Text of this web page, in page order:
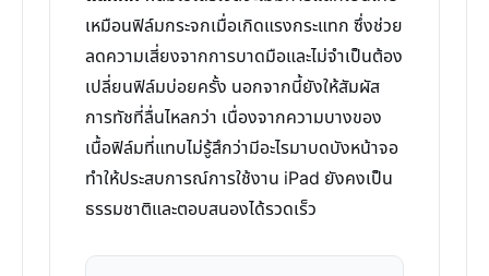
เหมือนฟิล์มกระจกเมื่อเกิดแรงกระแทก ซึ่งช่วย
ลดความเสี่ยงจากการบาดมือและไม่จำเป็นต้อง
เปลี่ยนฟิล์มบ่อยครั้ง นอกจากนี้ยังให้สัมผัส
การทัชที่ลื่นไหลกว่า เนื่องจากความบางของ
เนื้อฟิล์มที่แทบไม่รู้สึกว่ามีอะไรมาบดบังหน้าจอ
ทำให้ประสบการณ์การใช้งาน iPad ยังคงเป็น
ธรรมชาติและตอบสนองได้รวดเร็ว